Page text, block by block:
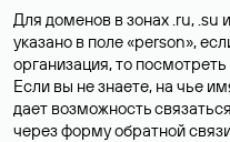
Для доменов в зонах .ru,
указано в поле «person»,
организация, то
Если вы не знаете, на чье
дает возможность
через форму обратной